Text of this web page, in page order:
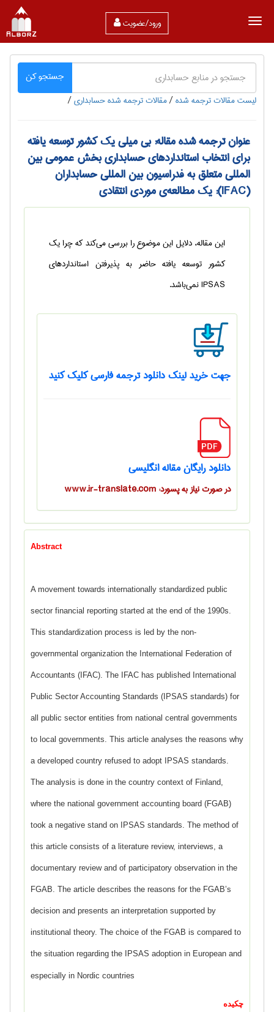
ورود/عضویت
جستجو کن
لیست مقالات ترجمه شده/مقالات ترجمه شده حسابداری/
عنوان ترجمه شده مقاله: بی میلی یک کشور توسعه یافته
برای انتخاب استانداردهای حسابداری بخش عمومی بین
المللی متعلق به فدراسیون بین المللی حسابداران
(IFAC): یک مطالعه‌ی موردی انتقادی
این مقاله، دلایل این موضوع را بررسی می‌کند که چرا یک
کشور توسعه یافته حاضر به پذیرفتن استانداردهای
IPSAS نمی‌باشد.
جهت خرید لینک دانلود ترجمه فارسی کلیک کنید
دانلود رایگان مقاله انگلیسی
در صورت نیاز به پسورد: www.ir-translate.com
Abstract
A movement towards internationally standardized public
sector financial reporting started at the end of the 1990s.
This standardization process is led by the non-
governmental organization the International Federation of
Accountants (IFAC). The IFAC has published International
Public Sector Accounting Standards (IPSAS standards) for
all public sector entities from national central governments
to local governments. This article analyses the reasons why
a developed country refused to adopt IPSAS standards.
The analysis is done in the country context of Finland,
where the national government accounting board (FGAB)
took a negative stand on IPSAS standards. The method of
this article consists of a literature review, interviews, a
documentary review and of participatory observation in the
FGAB. The article describes the reasons for the FGAB’s
decision and presents an interpretation supported by
institutional theory. The choice of the FGAB is compared to
the situation regarding the IPSAS adoption in European and
especially in Nordic countries
چکیده